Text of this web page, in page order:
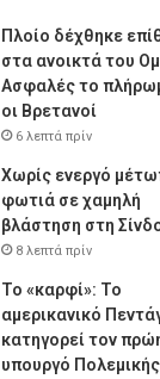
Πλοίο δέχθηκε
στα ανοικτά του
Ασφαλές το
οι Βρετανοί
6 λεπτά πρίν
Χωρίς ενεργό
φωτιά σε χαμηλή
βλάστηση στη
8 λεπτά πρίν
Το «καρφί»: Το
αμερικανικό
κατηγορεί τον
υπουργό Πολεμικής